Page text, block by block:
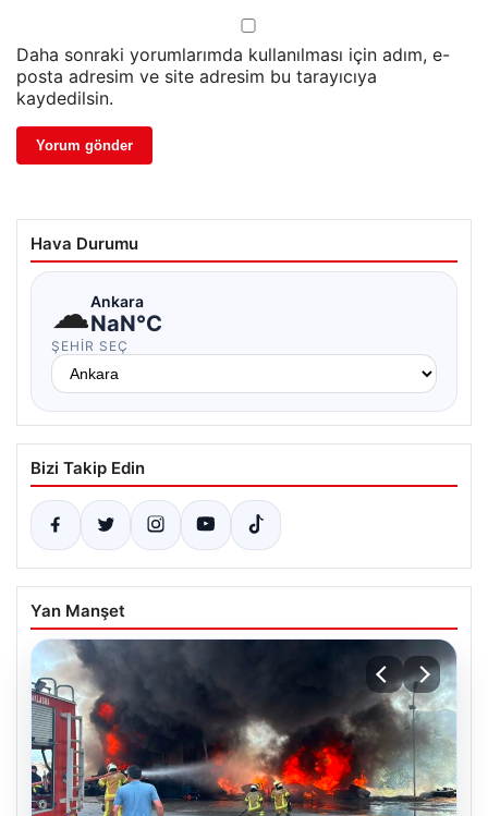
Daha sonraki yorumlarımda kullanılması için adım, e-
posta adresim ve site adresim bu tarayıcıya
kaydedilsin.
Hava Durumu
☁Ankara
NaN°C
ŞEHIR SEÇ
Bizi Takip Edin
Yan Manşet